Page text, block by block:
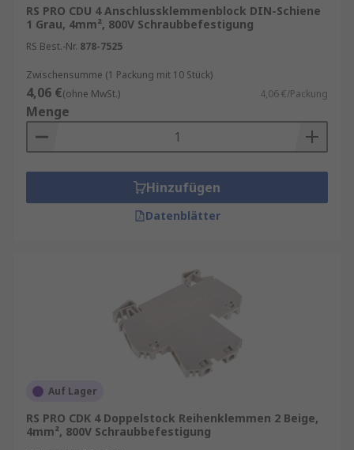
RS PRO CDU 4 Anschlussklemmenblock DIN-Schiene
1 Grau, 4mm², 800V Schraubbefestigung
RS Best.-Nr. 878-7525
Zwischensumme (1 Packung mit 10 Stück)
4,06 €(ohne MwSt.) 4,06 €/Packung
Menge
Hinzufügen
Datenblätter
Auf Lager
RS PRO CDK 4 Doppelstock Reihenklemmen 2 Beige,
4mm², 800V Schraubbefestigung